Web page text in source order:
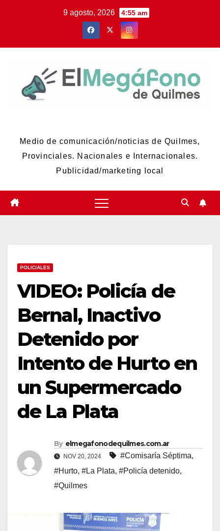
9 agosto, 2026 4:55 am
Medio de comunicación/noticias de Quilmes,
Provinciales. Nacionales e Internacionales.
Publicidad/marketing local
POLICIALES
VIDEO: Policía de
Bernal, Inactivo
Detenido por
Intento de Hurto en
un Supermercado
de La Plata
By elmegafonodequilmes.com.ar
NOV 20, 2024 #Comisaría Séptima,
#Hurto, #La Plata, #Policía detenido,
#Quilmes